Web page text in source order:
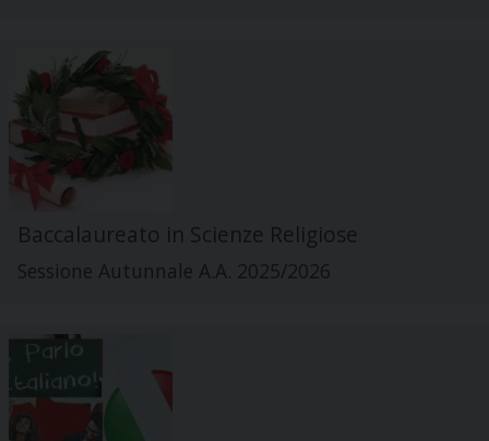
Baccalaureato in Scienze Religiose
Sessione Autunnale A.A. 2025/2026